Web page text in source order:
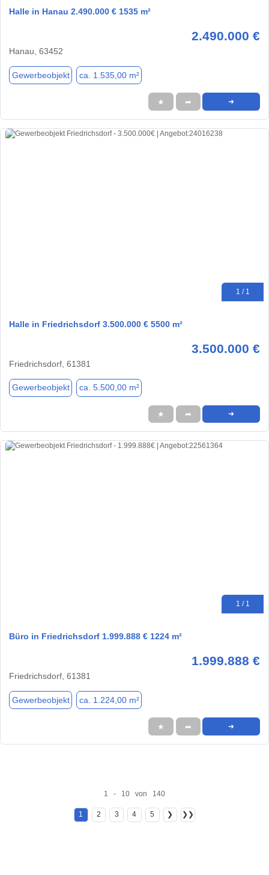
Halle in Hanau 2.490.000 € 1535 m²
2.490.000 €
Hanau, 63452
Gewerbeobjekt ca. 1.535,00 m²
★ ➦ ➜
1 / 1
Halle in Friedrichsdorf 3.500.000 € 5500 m²
3.500.000 €
Friedrichsdorf, 61381
Gewerbeobjekt ca. 5.500,00 m²
★ ➦ ➜
1 / 1
Büro in Friedrichsdorf 1.999.888 € 1224 m²
1.999.888 €
Friedrichsdorf, 61381
Gewerbeobjekt ca. 1.224,00 m²
★ ➦ ➜
1 - 10 von 140
1 2 3 4 5 ❯ ❯❯